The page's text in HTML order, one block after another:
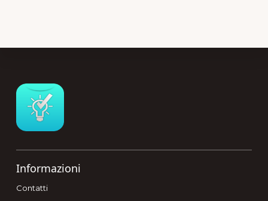
Informazioni
Contatti